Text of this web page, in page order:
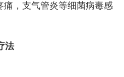
痛，支气管炎等细菌病毒感
法